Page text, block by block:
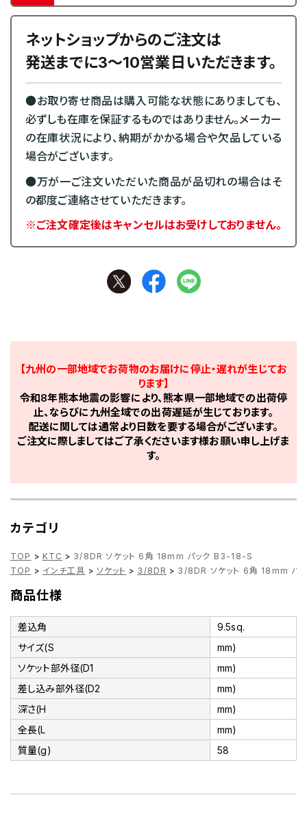
ネットショップからのご注文は
発送までに3～10営業日いただきます。
●お取り寄せ商品は購入可能な状態にありましても、
必ずしも在庫を保証するものではありません。メーカー
の在庫状況により、納期がかかる場合や欠品している
場合がございます。
●万が一ご注文いただいた商品が品切れの場合はそ
の都度ご連絡させていただきます。
※ご注文確定後はキャンセルはお受けしておりません。
【九州の一部地域でお荷物のお届けに停止・遅れが生じてお
ります】
令和8年熊本地震の影響により、熊本県一部地域での出荷停
止、ならびに九州全域での出荷遅延が生じております。
配送に関しては通常より日数を要する場合がございます。
ご注文に際しましてはご了承くださいます様お願い申し上げま
す。
カテゴリ
TOP > KTC > 3/8DR ソケット 6角 18mm パック B3-18-S
TOP > インチ工具 > ソケット > 3/8DR > 3/8DR ソケット 6角 18mm パ
商品仕様
差込角
9.5sq.
サイズ(S
mm)
ソケット部外径(D1
mm)
差し込み部外径(D2
mm)
深さ(H
mm)
全長(L
mm)
質量(g)
58